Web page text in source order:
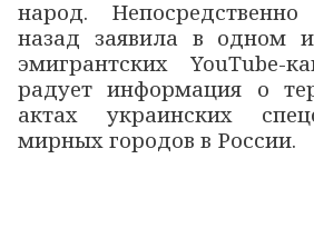
народ.
назад заявила в одном
эмигрантских YouTube-
радует информация о
актах украинских
мирных городов в России.